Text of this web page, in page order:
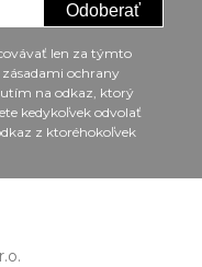
Odoberať
len za týmto
ochrany
na odkaz, ktorý
kedykoľvek odvolať
z ktoréhokoľvek